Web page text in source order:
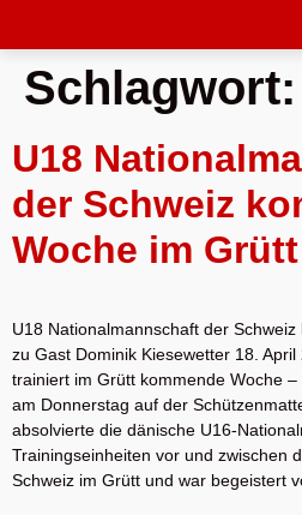
Schlagwort:
U18
der Schweiz
Woche im
U18 Nationalmannschaft der
zu Gast Dominik Kiesewetter 18.
trainiert im Grütt kommende Woche
am Donnerstag auf der
absolvierte die dänische U16-
Trainingseinheiten vor und zwischen
Schweiz im Grütt und war begeistert